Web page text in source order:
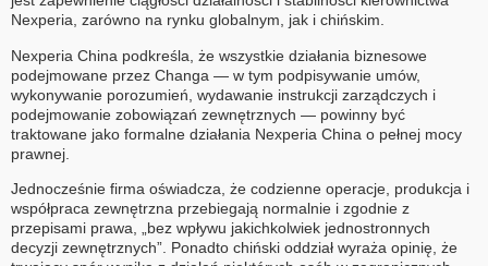
Nexperia, zarówno na rynku globalnym, jak i chińskim.
Nexperia China podkreśla, że wszystkie działania biznesowe
podejmowane przez Changa — w tym podpisywanie umów,
wykonywanie porozumień, wydawanie instrukcji zarządczych i
podejmowanie zobowiązań zewnętrznych — powinny być
traktowane jako formalne działania Nexperia China o pełnej mocy
prawnej.
Jednocześnie firma oświadcza, że codzienne operacje, produkcja i
współpraca zewnętrzna przebiegają normalnie i zgodnie z
przepisami prawa, „bez wpływu jakichkolwiek jednostronnych
decyzji zewnętrznych”. Ponadto chiński oddział wyraża opinię, że